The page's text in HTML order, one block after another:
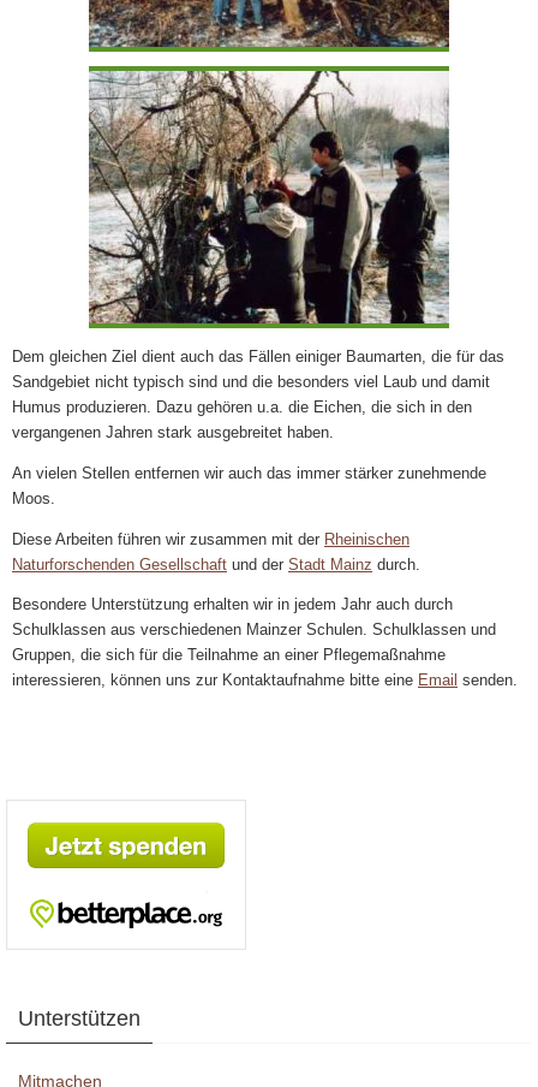
Dem gleichen Ziel dient auch das Fällen einiger Baumarten, die für das
Sandgebiet nicht typisch sind und die besonders viel Laub und damit
Humus produzieren. Dazu gehören u.a. die Eichen, die sich in den
vergangenen Jahren stark ausgebreitet haben.
An vielen Stellen entfernen wir auch das immer stärker zunehmende
Moos.
Diese Arbeiten führen wir zusammen mit der Rheinischen
Naturforschenden Gesellschaft und der Stadt Mainz durch.
Besondere Unterstützung erhalten wir in jedem Jahr auch durch
Schulklassen aus verschiedenen Mainzer Schulen. Schulklassen und
Gruppen, die sich für die Teilnahme an einer Pflegemaßnahme
interessieren, können uns zur Kontaktaufnahme bitte eine Email senden.
Unterstützen
Mitmachen